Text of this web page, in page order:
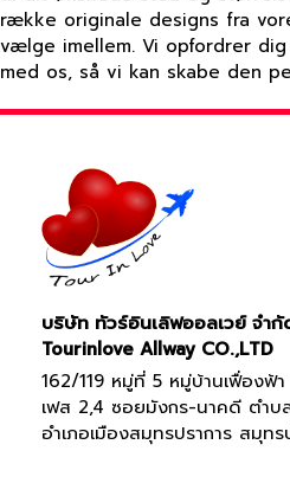
række originale designs fra
vælge imellem. Vi opfordrer
med os, så vi kan skabe den
บริษัท ทัวร์อินเลิฟออลเวย์ จำกั
Tourinlove Allway CO.,LTD
162/119 หมู่ที่ 5 หมู่บ้านเฟื่องฟ้า
เฟส 2,4 ซอยมังกร-นาคดี ตำบ
อำเภอเมืองสมุทรปราการ สมุท